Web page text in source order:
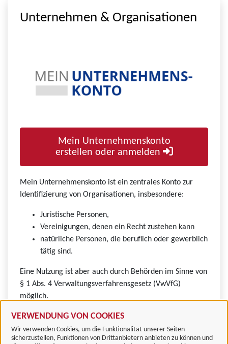
VERWENDUNG VON COOKIES
Wir verwenden Cookies, um die Funktionalität unserer Seiten
sicherzustellen, Funktionen von Drittanbietern anbieten zu können und
Unternehmen & Organisationen
Mein Unternehmenskonto
erstellen oder anmelden
Mein Unternehmenskonto ist ein zentrales Konto zur
Identifizierung von Organisationen, insbesondere:
Juristische Personen,
Vereinigungen, denen ein Recht zustehen kann
natürliche Personen, die beruflich oder gewerblich
tätig sind.
Eine Nutzung ist aber auch durch Behörden im Sinne von
§ 1 Abs. 4 Verwaltungsverfahrensgesetz (VwVfG)
möglich.